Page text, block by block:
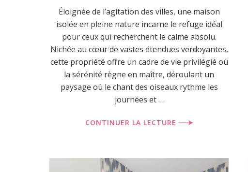
Éloignée de l’agitation des villes, une maison
isolée en pleine nature incarne le refuge idéal
pour ceux qui recherchent le calme absolu.
Nichée au cœur de vastes étendues verdoyantes,
cette propriété offre un cadre de vie privilégié où
la sérénité règne en maître, déroulant un
paysage où le chant des oiseaux rythme les
journées et …
CONTINUER LA LECTURE